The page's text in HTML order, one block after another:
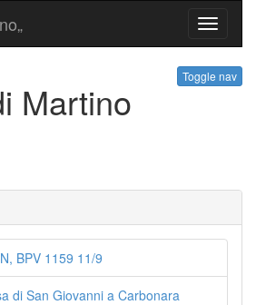
Toggle
Toggle nav
Martino
BPV 1159 11/9
di San Giovanni a Carbonara